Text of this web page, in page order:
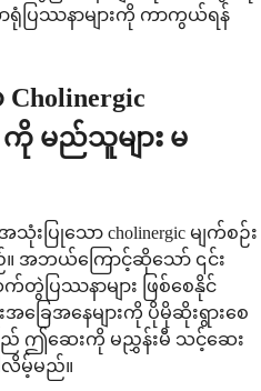
ရုံပြဿနာများကို ကာကွယ်ရန်
ကို မည်သူများ မ
ပြုသော cholinergic မျက်စဉ်း
။ အဘယ်ကြောင့်ဆိုသော် ၎င်း
ပြဿနာများ ဖြစ်စေနိုင်
ခြေအနေများကို ပိုမိုဆိုးရွားစေ
ဤဆေးကို မညွှန်းမီ သင့်ဆေး
မ့်မည်။